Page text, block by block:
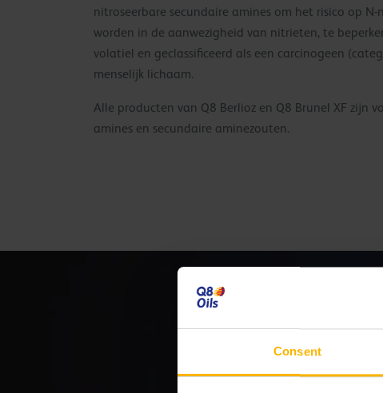
Consent
nitroseerbare secundaire amines om het risico op N-
worden in de aanwezigheid van nitrieten, te
volatiel en geclassificeerd als een carcinogeen
menselijk lichaam.
Alle producten van Q8 Berlioz en Q8 Brunel XF zijn
amines en secundaire aminezouten.